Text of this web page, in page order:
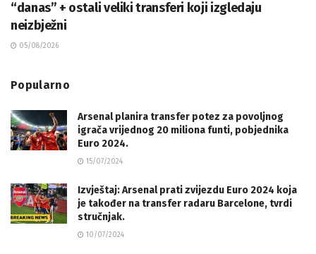
“danas” + ostali veliki transferi koji izgledaju
neizbježni
05/08/2026
Popularno
Arsenal planira transfer potez za povoljnog
igrača vrijednog 20 miliona funti, pobjednika
Euro 2024.
15/07/2024
Izvještaj: Arsenal prati zvijezdu Euro 2024 koja
je također na transfer radaru Barcelone, tvrdi
stručnjak.
10/07/2024